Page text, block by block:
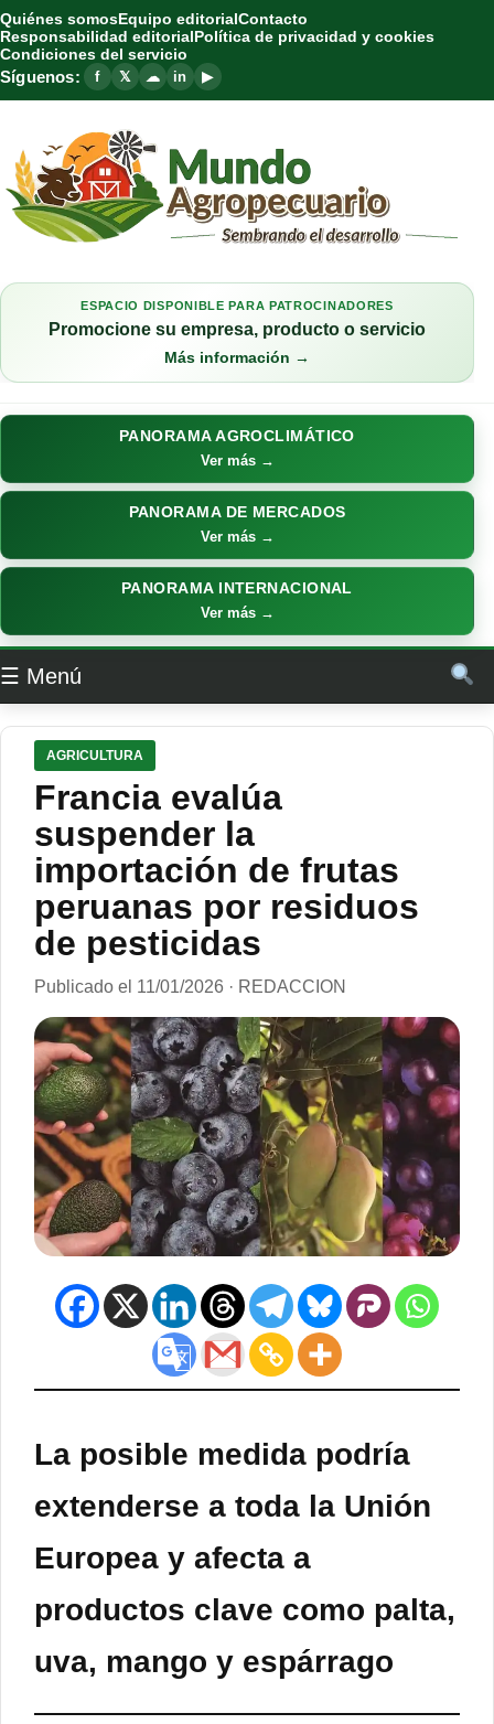
Quiénes somosEquipo editorialContacto
Responsabilidad editorialPolítica de privacidad y cookies
Condiciones del servicio
Síguenos: f 𝕏 ☁ in ▶
ESPACIO DISPONIBLE PARA PATROCINADORES
Promocione su empresa, producto o servicio
Más información →
PANORAMA AGROCLIMÁTICO
Ver más →
PANORAMA DE MERCADOS
Ver más →
PANORAMA INTERNACIONAL
Ver más →
☰ Menú
AGRICULTURA
Francia evalúa
suspender la
importación de frutas
peruanas por residuos
de pesticidas
Publicado el 11/01/2026 · REDACCION
La posible medida podría
extenderse a toda la Unión
Europea y afecta a
productos clave como palta,
uva, mango y espárrago